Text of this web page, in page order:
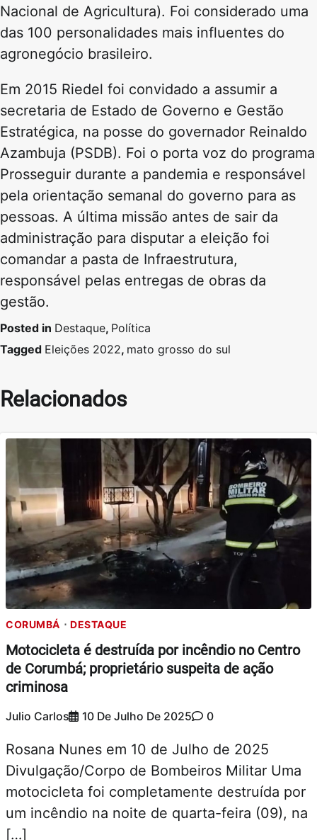
Nacional de Agricultura). Foi considerado uma
das 100 personalidades mais influentes do
agronegócio brasileiro.
Em 2015 Riedel foi convidado a assumir a
secretaria de Estado de Governo e Gestão
Estratégica, na posse do governador Reinaldo
Azambuja (PSDB). Foi o porta voz do programa
Prosseguir durante a pandemia e responsável
pela orientação semanal do governo para as
pessoas. A última missão antes de sair da
administração para disputar a eleição foi
comandar a pasta de Infraestrutura,
responsável pelas entregas de obras da
gestão.
Posted in Destaque, Política
Tagged Eleições 2022, mato grosso do sul
Relacionados
CORUMBÁ DESTAQUE
Motocicleta é destruída por incêndio no Centro
de Corumbá; proprietário suspeita de ação
criminosa
Julio Carlos 10 De Julho De 2025 0
Rosana Nunes em 10 de Julho de 2025
Divulgação/Corpo de Bombeiros Militar Uma
motocicleta foi completamente destruída por
um incêndio na noite de quarta-feira (09), na
[…]